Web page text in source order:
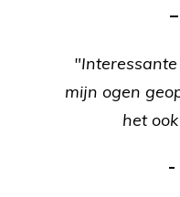
mijn ogen
het
-